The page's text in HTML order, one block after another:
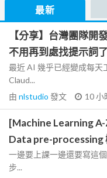
最新
【分享】台灣團隊開
不用再到處找提示詞了
最近 AI 幾乎已經變成每天
Claud...
由 nlstudio 發文 10 小
[Machine Learning
Data pre-processing
一邊要上課一邊還要寫這
步...